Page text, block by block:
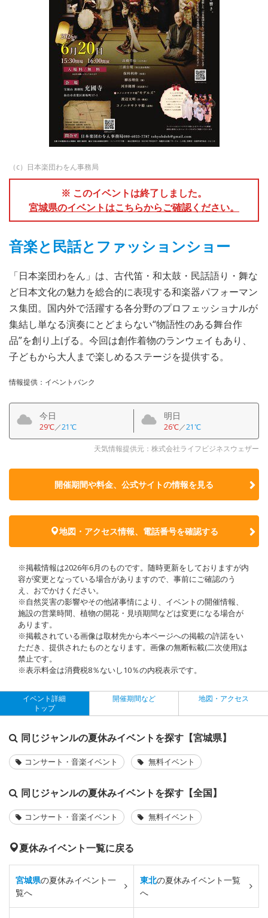
（c）日本楽団わをん事務局
※ このイベントは終了しました。
宮城県のイベントはこちらからご確認ください。
音楽と民話とファッションショー
「日本楽団わをん」は、古代笛・和太鼓・民話語り・舞な
ど日本文化の魅力を総合的に表現する和楽器パフォーマン
ス集団。国内外で活躍する各分野のプロフェッショナルが
集結し単なる演奏にとどまらない“物語性のある舞台作
品”を創り上げる。今回は創作着物のランウェイもあり、
子どもから大人まで楽しめるステージを提供する。
情報提供：イベントバンク
今日
29℃／21℃
明日
26℃／21℃
天気情報提供元：株式会社ライフビジネスウェザー
開催期間や料金、公式サイトの情報を見る
地図・アクセス情報、電話番号を確認する
※掲載情報は2026年6月のものです。随時更新をしておりますが内
容が変更となっている場合がありますので、事前にご確認のう
え、おでかけください。
※自然災害の影響やその他諸事情により、イベントの開催情報、
施設の営業時間、植物の開花・見頃期間などは変更になる場合が
あります。
※掲載されている画像は取材先から本ページへの掲載の許諾をい
ただき、提供されたものとなります。画像の無断転載(二次使用)は
禁止です。
※表示料金は消費税8％ないし10％の内税表示です。
イベント詳細
トップ
開催期間など 地図・アクセス
同じジャンルの夏休みイベントを探す【宮城県】
コンサート・音楽イベント 無料イベント
同じジャンルの夏休みイベントを探す【全国】
コンサート・音楽イベント 無料イベント
夏休みイベント一覧に戻る
宮城県の夏休みイベント一
覧へ
東北の夏休みイベント一覧
へ